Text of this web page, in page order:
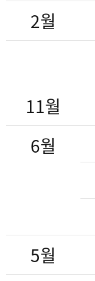
2월
11월
6월
5월